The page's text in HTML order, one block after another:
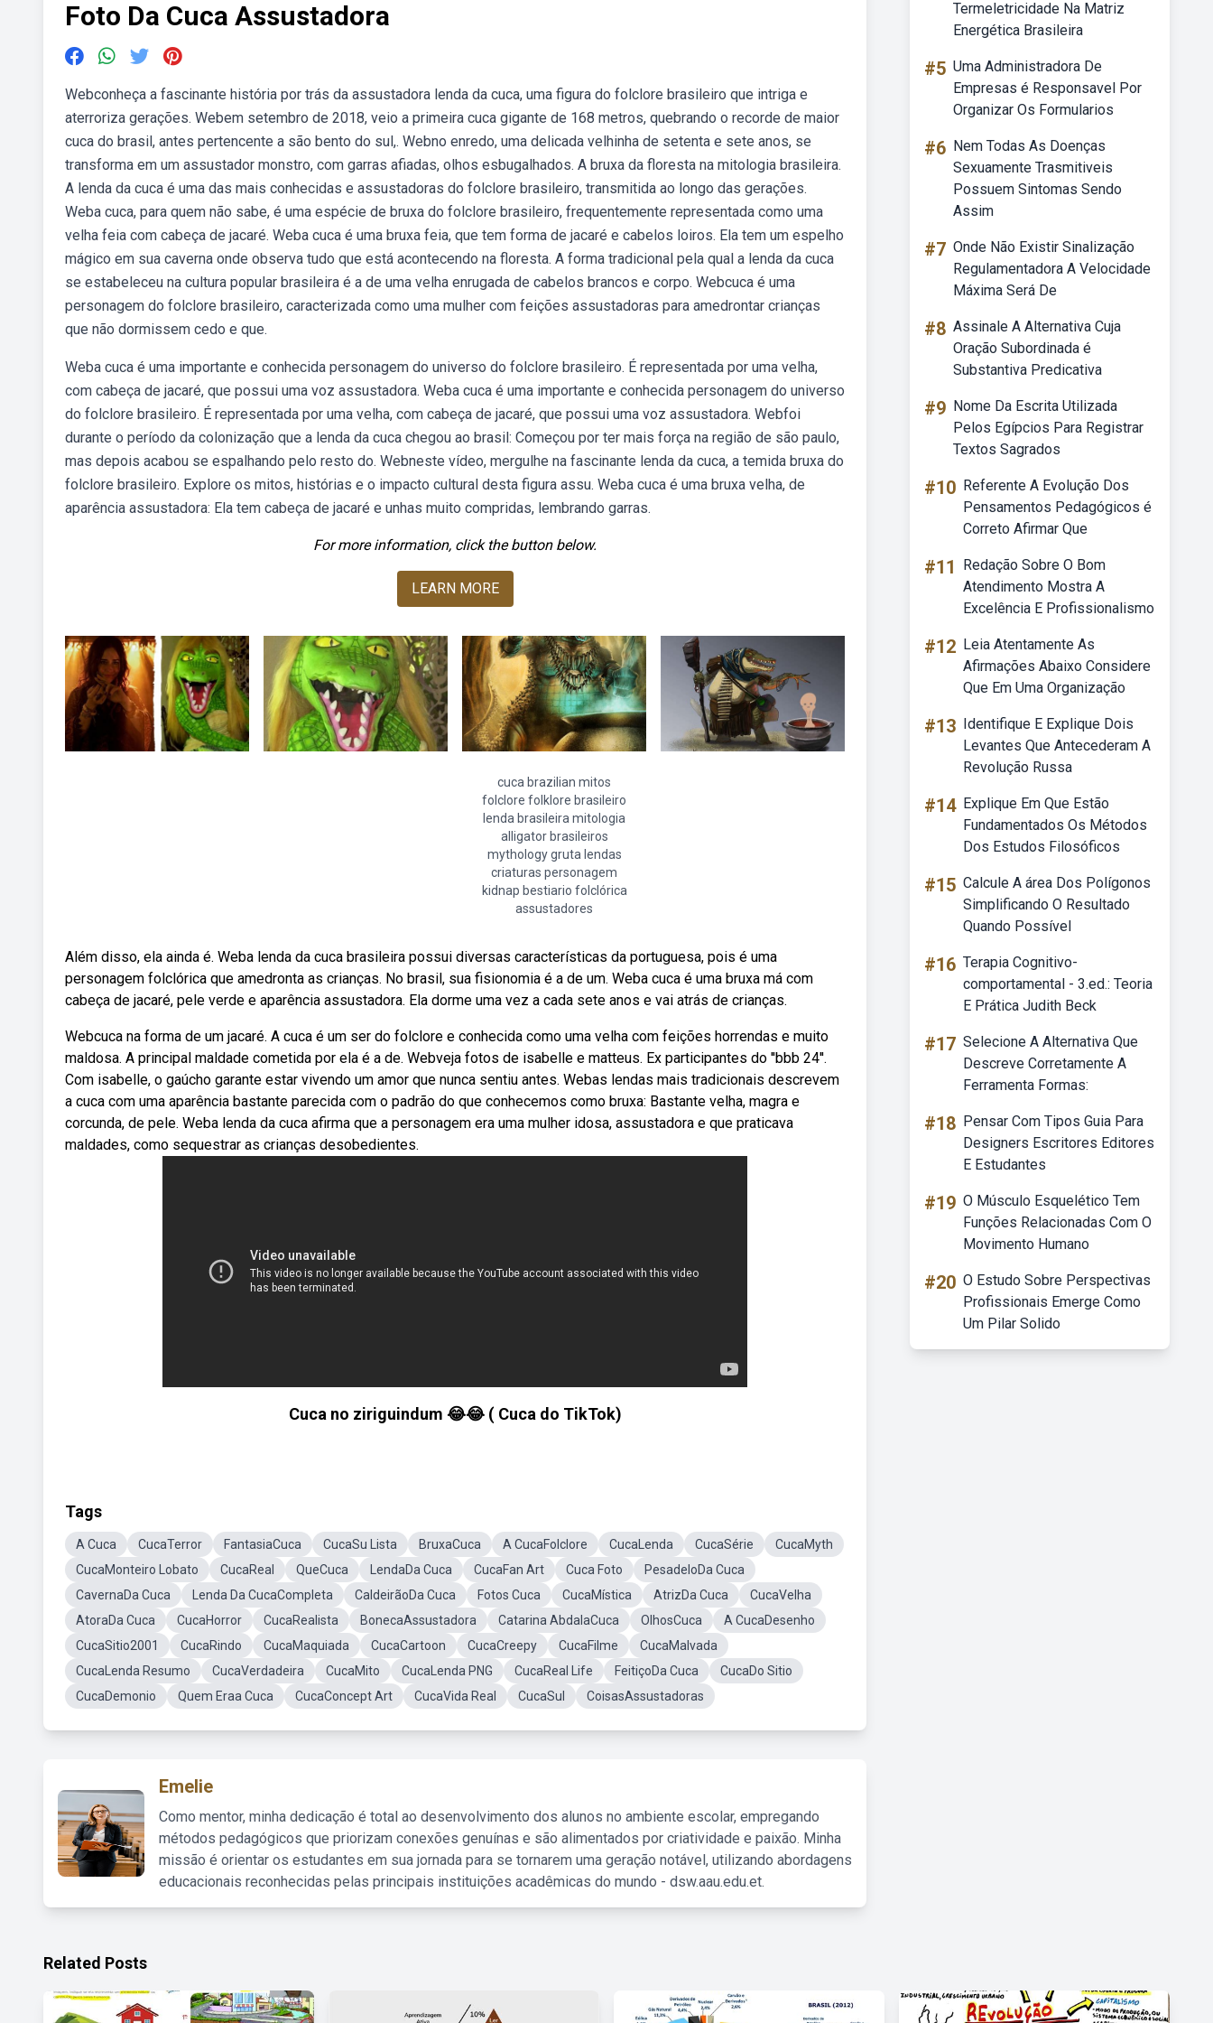
Foto Da Cuca Assustadora
Webconheça a fascinante história por trás da assustadora lenda da cuca, uma figura do folclore brasileiro que intriga e
aterroriza gerações. Webem setembro de 2018, veio a primeira cuca gigante de 168 metros, quebrando o recorde de maior
cuca do brasil, antes pertencente a são bento do sul,. Webno enredo, uma delicada velhinha de setenta e sete anos, se
transforma em um assustador monstro, com garras afiadas, olhos esbugalhados. A bruxa da floresta na mitologia brasileira.
A lenda da cuca é uma das mais conhecidas e assustadoras do folclore brasileiro, transmitida ao longo das gerações.
Weba cuca, para quem não sabe, é uma espécie de bruxa do folclore brasileiro, frequentemente representada como uma
velha feia com cabeça de jacaré. Weba cuca é uma bruxa feia, que tem forma de jacaré e cabelos loiros. Ela tem um espelho
mágico em sua caverna onde observa tudo que está acontecendo na floresta. A forma tradicional pela qual a lenda da cuca
se estabeleceu na cultura popular brasileira é a de uma velha enrugada de cabelos brancos e corpo. Webcuca é uma
personagem do folclore brasileiro, caracterizada como uma mulher com feições assustadoras para amedrontar crianças
que não dormissem cedo e que.
Weba cuca é uma importante e conhecida personagem do universo do folclore brasileiro. É representada por uma velha,
com cabeça de jacaré, que possui uma voz assustadora. Weba cuca é uma importante e conhecida personagem do universo
do folclore brasileiro. É representada por uma velha, com cabeça de jacaré, que possui uma voz assustadora. Webfoi
durante o período da colonização que a lenda da cuca chegou ao brasil: Começou por ter mais força na região de são paulo,
mas depois acabou se espalhando pelo resto do. Webneste vídeo, mergulhe na fascinante lenda da cuca, a temida bruxa do
folclore brasileiro. Explore os mitos, histórias e o impacto cultural desta figura assu. Weba cuca é uma bruxa velha, de
aparência assustadora: Ela tem cabeça de jacaré e unhas muito compridas, lembrando garras.
For more information, click the button below.
LEARN MORE
cuca brazilian mitos
folclore folklore brasileiro
lenda brasileira mitologia
alligator brasileiros
mythology gruta lendas
criaturas personagem
kidnap bestiario folclórica
assustadores
Além disso, ela ainda é. Weba lenda da cuca brasileira possui diversas características da portuguesa, pois é uma
personagem folclórica que amedronta as crianças. No brasil, sua fisionomia é a de um. Weba cuca é uma bruxa má com
cabeça de jacaré, pele verde e aparência assustadora. Ela dorme uma vez a cada sete anos e vai atrás de crianças.
Webcuca na forma de um jacaré. A cuca é um ser do folclore e conhecida como uma velha com feições horrendas e muito
maldosa. A principal maldade cometida por ela é a de. Webveja fotos de isabelle e matteus. Ex participantes do ''bbb 24''.
Com isabelle, o gaúcho garante estar vivendo um amor que nunca sentiu antes. Webas lendas mais tradicionais descrevem
a cuca com uma aparência bastante parecida com o padrão do que conhecemos como bruxa: Bastante velha, magra e
corcunda, de pele. Weba lenda da cuca afirma que a personagem era uma mulher idosa, assustadora e que praticava
maldades, como sequestrar as crianças desobedientes.
Cuca no ziriguindum 😂😂 ( Cuca do TikTok)
Tags
A Cuca CucaTerror FantasiaCuca CucaSu Lista BruxaCuca A CucaFolclore CucaLenda CucaSérie
CucaMyth
CucaMonteiro Lobato
CucaReal QueCuca LendaDa Cuca CucaFan Art Cuca Foto
PesadeloDa Cuca
CavernaDa Cuca
Lenda Da CucaCompleta CaldeirãoDa Cuca Fotos Cuca CucaMística AtrizDa Cuca
CucaVelha
AtoraDa Cuca
CucaHorror CucaRealista BonecaAssustadora Catarina AbdalaCuca OlhosCuca
A CucaDesenho
CucaSitio2001
CucaRindo CucaMaquiada CucaCartoon CucaCreepy CucaFilme
CucaMalvada
CucaLenda Resumo
CucaVerdadeira CucaMito CucaLenda PNG CucaReal Life FeitiçoDa Cuca
CucaDo Sitio
CucaDemonio
Quem Eraa Cuca CucaConcept Art CucaVida Real CucaSul CoisasAssustadoras
Emelie
Como mentor, minha dedicação é total ao desenvolvimento dos alunos no ambiente escolar, empregando
métodos pedagógicos que priorizam conexões genuínas e são alimentados por criatividade e paixão. Minha
missão é orientar os estudantes em sua jornada para se tornarem uma geração notável, utilizando abordagens
educacionais reconhecidas pelas principais instituições acadêmicas do mundo - dsw.aau.edu.et.
Termeletricidade Na Matriz
Energética Brasileira
#5 Uma Administradora De
Empresas é Responsavel Por
Organizar Os Formularios
#6 Nem Todas As Doenças
Sexuamente Trasmitiveis
Possuem Sintomas Sendo
Assim
#7 Onde Não Existir Sinalização
Regulamentadora A Velocidade
Máxima Será De
#8 Assinale A Alternativa Cuja
Oração Subordinada é
Substantiva Predicativa
#9 Nome Da Escrita Utilizada
Pelos Egípcios Para Registrar
Textos Sagrados
#10 Referente A Evolução Dos
Pensamentos Pedagógicos é
Correto Afirmar Que
#11
Redação Sobre O Bom
Atendimento Mostra A
Excelência E Profissionalismo
#12 Leia Atentamente As
Afirmações Abaixo Considere
Que Em Uma Organização
#13 Identifique E Explique Dois
Levantes Que Antecederam A
Revolução Russa
#14 Explique Em Que Estão
Fundamentados Os Métodos
Dos Estudos Filosóficos
#15 Calcule A área Dos Polígonos
Simplificando O Resultado
Quando Possível
#16 Terapia Cognitivo-
comportamental - 3.ed.: Teoria
E Prática Judith Beck
#17 Selecione A Alternativa Que
Descreve Corretamente A
Ferramenta Formas:
#18 Pensar Com Tipos Guia Para
Designers Escritores Editores
E Estudantes
#19 O Músculo Esquelético Tem
Funções Relacionadas Com O
Movimento Humano
#20 O Estudo Sobre Perspectivas
Profissionais Emerge Como
Um Pilar Solido
Related Posts